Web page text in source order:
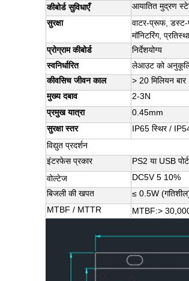
कीबोर्ड सुविधाएँ
आयातित मुद्रण
सुरक्षा
वाटर-प्रूफ, डस्ट-
मॉनिटरिंग,
प्रोग्राम कीबोर्ड
निर्देशयोग्य
स्वनिर्धारित
लेआउट को
कीवसिच जीवन काल
> 20 मिलियन बार
मुख्य दबाव
2-3N
प्रमुख यात्रा
0.45mm
सुरक्षा स्तर
IP65 स्थिर /
विद्युत प्रदर्शन
इंटरफेस प्रकार
PS2 या USB
वोल्टेज
DC5V 5 10%
बिजली की खपत
≤ 0.5W
MTBF / MTTR MTBF:>